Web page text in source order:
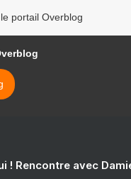
portail Overblog
! Rencontre avec